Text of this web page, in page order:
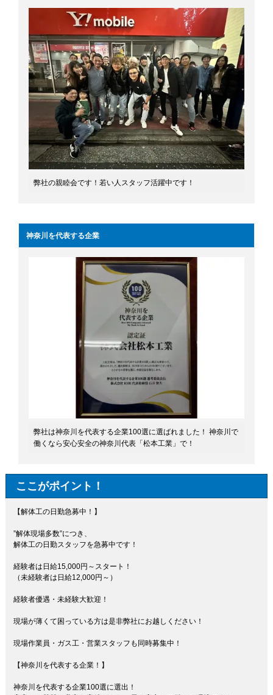
弊社の親睦会です！若い人スタッフ活躍中です！
神奈川を代表する企業
弊社は神奈川を代表する企業100選に選ばれました！ 神奈川で
働くなら安心安全の神奈川代表「松本工業」で！
ここがポイント！
【解体工の日勤急募中！】
”解体現場多数”につき、
解体工の日勤スタッフを急募中です！
経験者は日給15,000円～スタート！
（未経験者は日給12,000円～）
経験者優遇・未経験大歓迎！
現場が薄くて困っている方は是非弊社にお越しください！
現場作業員・ガス工・営業スタッフも同時募集中！
【神奈川を代表する企業！】
神奈川を代表する企業100選に選出！